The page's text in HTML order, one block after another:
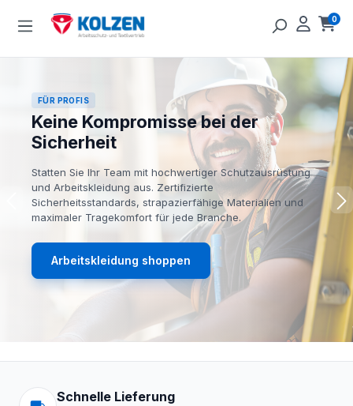
Zum Hauptinhalt springen 0
FÜR PROFIS
Keine Kompromisse bei der
Sicherheit
Statten Sie Ihr Team mit hochwertiger Schutzausrüstung
und Arbeitskleidung aus. Zertifizierte
Sicherheitsstandards, strapazierfähige Materialien und
maximaler Tragekomfort für jede Branche.
Arbeitskleidung shoppen
Arbeitskleidung |
Schnelle Lieferung